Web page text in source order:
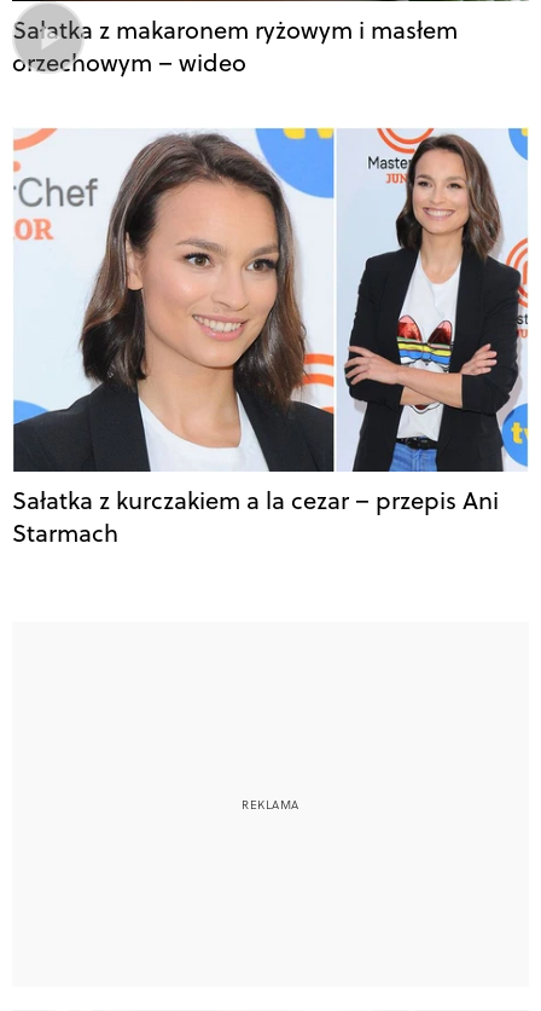
Sałatka z makaronem ryżowym i masłem
orzechowym – wideo
Sałatka z kurczakiem a la cezar – przepis Ani
Starmach